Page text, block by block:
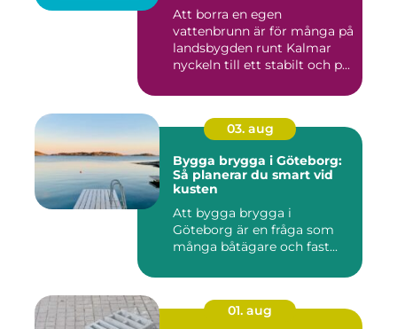
Att borra en egen
vattenbrunn är för många på
landsbygden runt Kalmar
nyckeln till ett stabilt och p...
03. aug
Bygga brygga i Göteborg:
Så planerar du smart vid
kusten
Att bygga brygga i
Göteborg är en fråga som
många båtägare och fast...
01. aug